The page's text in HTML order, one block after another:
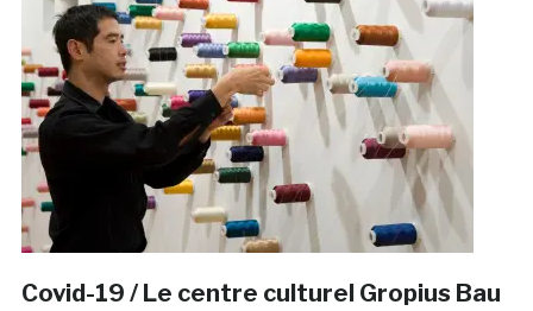
Covid-19 / Le centre culturel Gropius Bau